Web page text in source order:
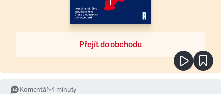
Přejít do obchodu
Komentář•4 minuty